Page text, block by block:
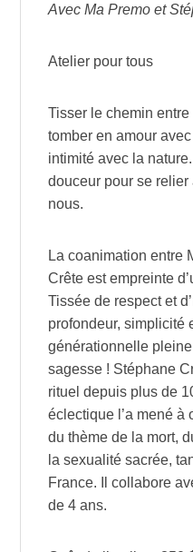
Avec Ma Premo et
Atelier pour tous
Tisser le chemin
tomber en amour
intimité avec la
douceur pour se
nous.
La coanimation entre
Crête est empreinte
Tissée de respect et
profondeur, simplicité
générationnelle
sagesse ! Stéphane
rituel depuis plus de
éclectique l’a mené à
du thème de la mort,
la sexualité sacrée,
France. Il collabore
de 4 ans.